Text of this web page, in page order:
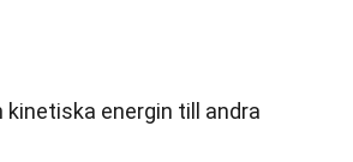
kinetiska energin till andra